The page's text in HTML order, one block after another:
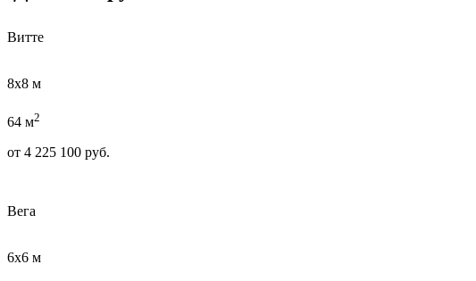
Витте
8х8 м
64 м2
от 4 225 100 руб.
Вега
6х6 м